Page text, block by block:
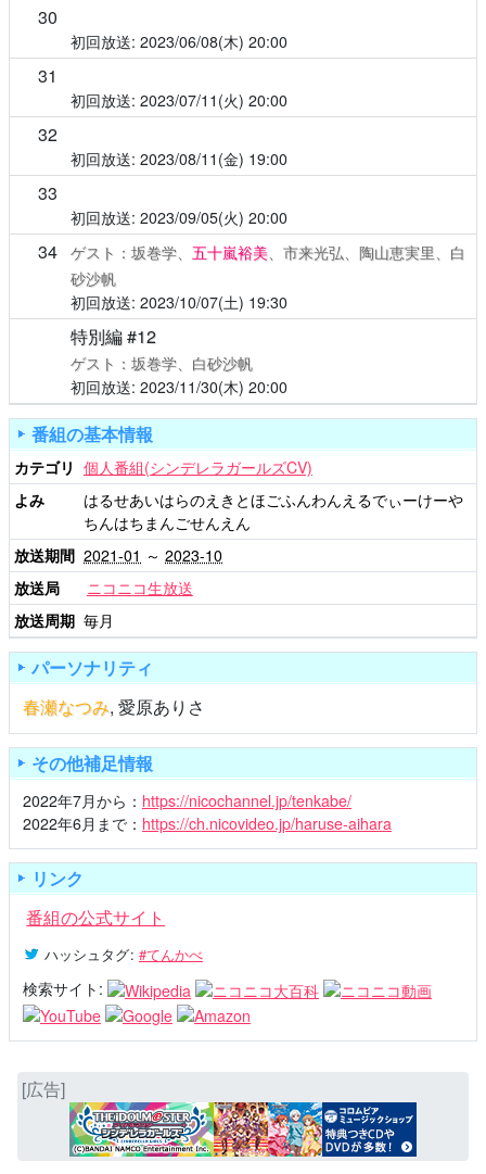
30
2023/06/08(木) 20:00
31
2023/07/11(火) 20:00
32
2023/08/11(金) 19:00
33
2023/09/05(火) 20:00
34 ゲスト：坂巻学、 五十嵐裕美、市来光弘、陶山恵実里、白
砂沙帆
2023/10/07(土) 19:30
特別編 #12
ゲスト：坂巻学、白砂沙帆
2023/11/30(木) 20:00
番組の基本情報
カテゴリ 個人番組(シンデレラガールズCV)
よみ
はるせあいはらのえきとほごふんわんえるでぃーけーや
ちんはちまんごせんえん
放送期間 2021-01 ～ 2023-10
放送局
ニコニコ生放送
放送周期 毎月
パーソナリティ
春瀬なつみ, 愛原ありさ
その他補足情報
2022年7月から： https://nicochannel.jp/tenkabe/
2022年6月まで： https://ch.nicovideo.jp/haruse-aihara
リンク
番組の公式サイト
ハッシュタグ: #てんかべ
検索サイト:
[広告]